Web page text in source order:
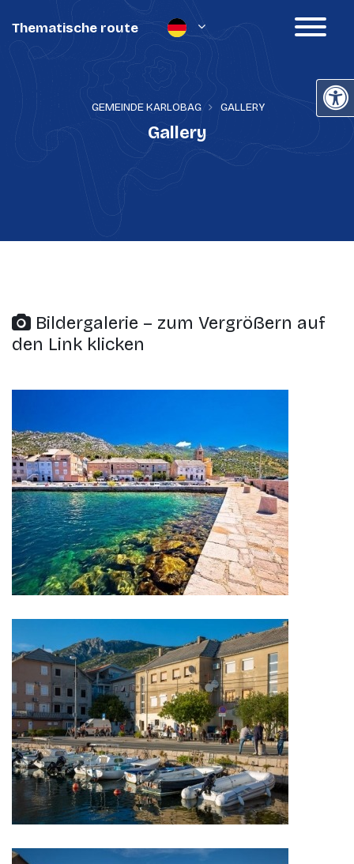
Thematische route
GEMEINDE KARLOBAG GALLERY
Gallery
Bildergalerie – zum Vergrößern auf
den Link klicken